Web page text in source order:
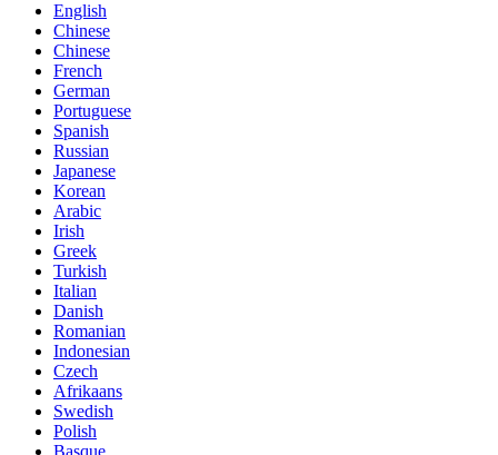
English
Chinese
Chinese
French
German
Portuguese
Spanish
Russian
Japanese
Korean
Arabic
Irish
Greek
Turkish
Italian
Danish
Romanian
Indonesian
Czech
Afrikaans
Swedish
Polish